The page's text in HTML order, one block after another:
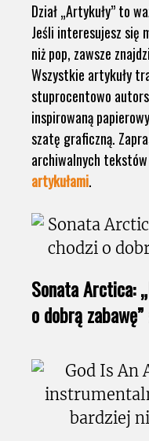
Dział „Artykuły” to
Jeśli interesujesz się
niż pop, zawsze
Wszystkie artykuły
stuprocentowo
inspirowaną
szatę graficzną.
archiwalnych tekstów
artykułami.
Sonata Arctica:
o dobrą